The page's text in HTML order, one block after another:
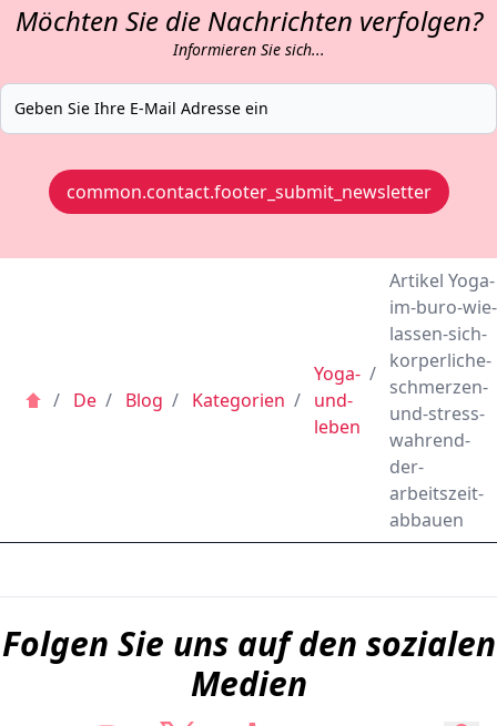
Möchten Sie die Nachrichten verfolgen?
Informieren Sie sich...
common.contact.footer_submit_newsletter
/ De / Blog / Kategorien /
Yoga-
und-
leben
/
Artikel Yoga-
im-buro-wie-
lassen-sich-
korperliche-
schmerzen-
und-stress-
wahrend-
der-
arbeitszeit-
abbauen
Folgen Sie uns auf den sozialen
Medien